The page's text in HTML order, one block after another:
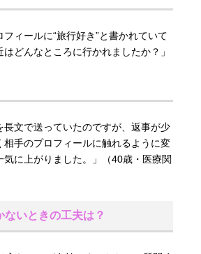
フィールに“旅行好き”と書かれていて
どんなところに行かれましたか？」
長文で送っていたのですが、返事が少
相手のプロフィールに触れるように変
気に上がりました。」（40歳・医療関
ないときの工夫は？